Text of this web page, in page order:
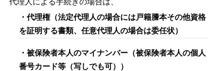
代理人による手続きの場合は、
・代理権（法定代理人の場合には戸籍謄本その他資格
を証明する書類、任意代理人の場合は委任状）
・被保険者本人のマイナンバー（被保険者本人の個人
番号カード等（写しでも可））